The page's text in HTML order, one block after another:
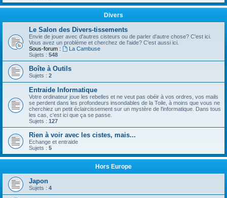
Divers
Le Salon des Divers-tissements
Envie de jouer avec d'autres cisteurs ou de parler d'autre chose? C'est ici.
Vous avez un problème et cherchez de l'aide? C'est aussi ici.
Sous-forum :
La Cambuse
Sujets : 548
Boîte à Outils
Sujets : 2
Entraide Informatique
Votre ordinateur joue les rebelles et ne veut pas obéir à vos ordres, vos mails
se perdent dans les profondeurs insondables de la Toile, à moins que vous ne
cherchiez un petit éclaircissement sur un mystère de l'informatique. Dans tous
les cas, c'est ici que ça se passe.
Sujets : 127
Rien à voir avec les cistes, mais...
Echange et entraide
Sujets : 5
Hors Europe
Japon
Sujets : 4